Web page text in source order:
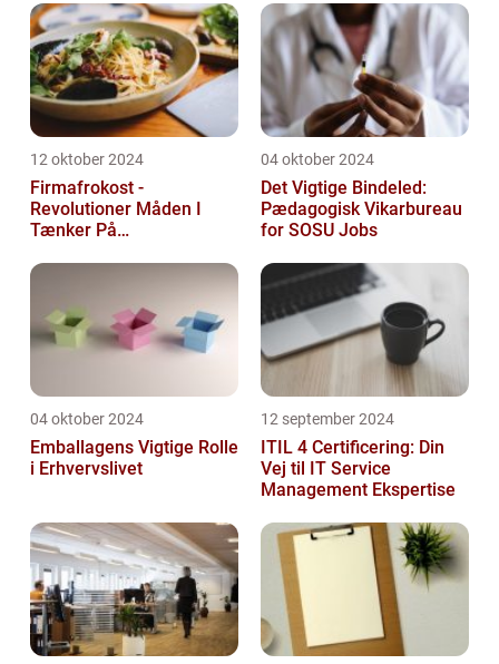
12 oktober 2024
Firmafrokost -
Revolutioner Måden I
Tænker På
04 oktober 2024
Det Vigtige Bindeled:
Pædagogisk Vikarbureau
for SOSU Jobs
04 oktober 2024
Emballagens Vigtige Rolle
i Erhvervslivet
12 september 2024
ITIL 4 Certificering: Din
Vej til IT Service
Management Ekspertise